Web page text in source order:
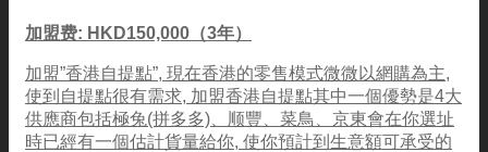
加盟费: HKD150,000（3年）
加盟”香港自提點”, 現在香港的零售模式微微以網購為主,
使到自提點很有需求, 加盟香港自提點其中一個優勢是4大
供應商包括極兔(拼多多)、顺豐、菜鳥、京東會在你選址
時已經有一個估計貨量給你, 使你預計到生意額可承受的